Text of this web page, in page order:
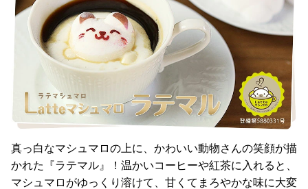
真っ白なマシュマロの上に、かわいい動物さんの笑顔が描
かれた『ラテマル』！温かいコーヒーや紅茶に入れると、
マシュマロがゆっくり溶けて、甘くてまろやかな味に大変